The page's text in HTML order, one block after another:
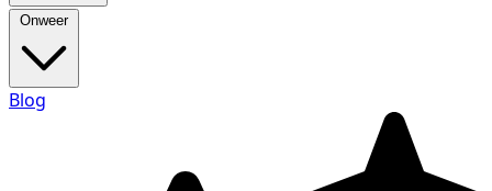
Onweer
Blog